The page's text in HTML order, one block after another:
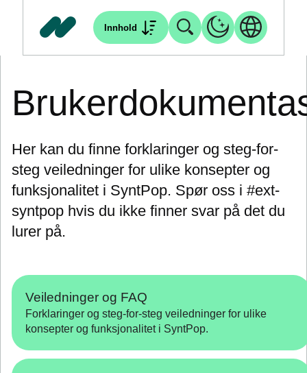
Innhold
Her kan du finne forklaringer og steg-for-
steg veiledninger for ulike konsepter og
funksjonalitet i SyntPop. Spør oss i #ext-
syntpop hvis du ikke finner svar på det du
lurer på.
Veiledninger og FAQ
Forklaringer og steg-for-steg veiledninger for ulike
konsepter og funksjonalitet i SyntPop.